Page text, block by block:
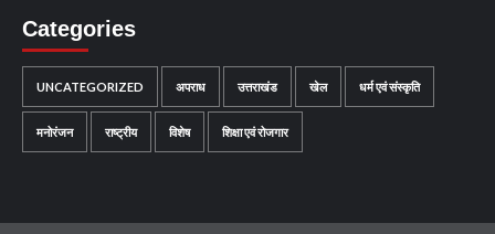
Categories
UNCATEGORIZED अपराध उत्तराखंड खेल धर्म एवं संस्कृति
मनोरंजन राष्ट्रीय विशेष शिक्षा एवं रोजगार